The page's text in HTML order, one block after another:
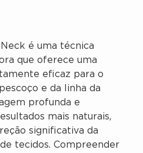
é uma técnica
que oferece uma
eficaz para o
e da linha da
profunda e
mais naturais,
significativa da
tecidos. Compreender